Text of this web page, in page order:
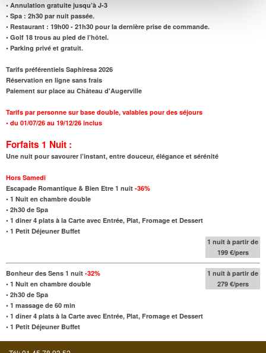
• Annulation gratuite jusqu’à J-3
• Spa : 2h30 par nuit passée.
• Restaurant : 19h00 - 21h30 pour la dernière prise de commande.
• Golf 18 trous au pied de l’hôtel.
• Parking privé et gratuit.
Tarifs préférentiels Saphiresa 2026
Réservation en ligne sans frais
Paiement sur place au Château d'Augerville
Tarifs par personne sur base double, valables pour des séjours
• du 01/07/26 au 19/12/26 inclus
Forfaits 1 Nuit :
Une nuit pour savourer l’instant, entre douceur, élégance et sérénité
Hors Samedi
Escapade Romantique & Bien Etre 1 nuit -36%
• 1 Nuit en chambre double
• 2h30 de Spa
• 1 diner 4 plats à la Carte avec Entrée, Plat, Fromage et Dessert
• 1 Petit Déjeuner Buffet
1 nuit à partir de
199 €/pers
Bonheur des Sens 1 nuit -32%
• 1 Nuit en chambre double
• 2h30 de Spa
• 1 massage de 60 min
• 1 dîner 4 plats à la Carte avec Entrée, Plat, Fromage et Dessert
• 1 Petit Déjeuner Buffet
1 nuit à partir de
279 €/pers